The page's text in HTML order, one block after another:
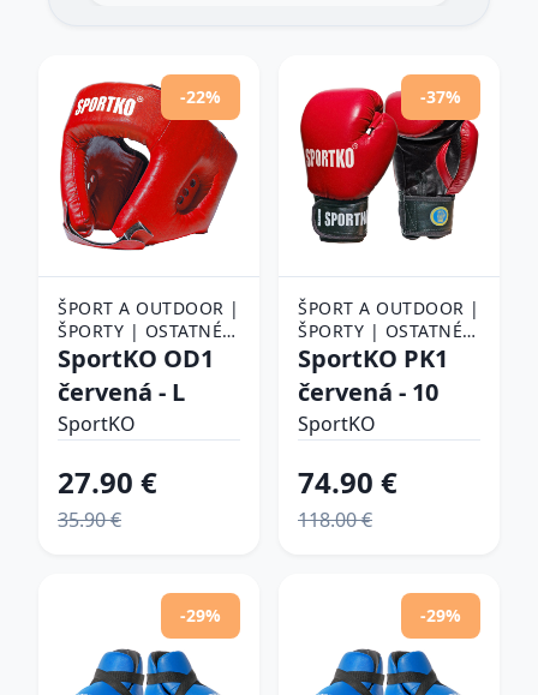
-22%
ŠPORT A OUTDOOR |
ŠPORTY | OSTATNÉ
ŠPORTY | BOJOVÉ
ŠPORTY | BOX |
BOXERSKÉ PRILBY
SportKO OD1
červená - L
SportKO
27.90 €
35.90 €
-37%
ŠPORT A OUTDOOR |
ŠPORTY | OSTATNÉ
ŠPORTY | BOJOVÉ
ŠPORTY | BOX |
BOXERSKÉ RUKAVICE
SportKO PK1
červená - 10
SportKO
74.90 €
118.00 €
-29% -29%